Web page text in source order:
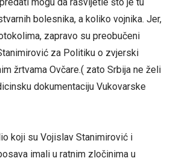
mogu da rasvijetle što je tu
bolesnika, a koliko vojnika. Jer,
zapravo su preobučeni
za Politiku o zvjerski
žrtvama Ovčare.( zato Srbija ne želi
dokumentaciju Vukovarske
koji su Vojislav Stanimirović i
imali u ratnim zločinima u